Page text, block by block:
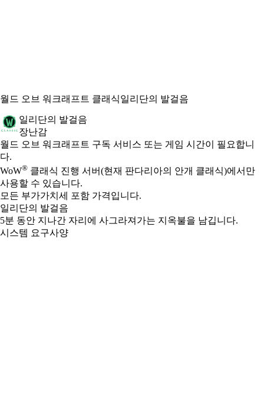
월드 오브 워크래프트 클래식일리단의 발걸음
일리단의 발걸음
장난감
가격
Available actions
월드 오브 워크래프트 구독 서비스 또는 게임 시간이 필요합니
다.
WoW® 클래식 진행 서버(현재 판다리아의 안개 클래식)에서만
사용할 수 있습니다.
모든 부가가치세 포함 가격입니다.
일리단의 발걸음
5분 동안 지나간 자리에 사그라져가는 지옥불을 남깁니다.
시스템 요구사양